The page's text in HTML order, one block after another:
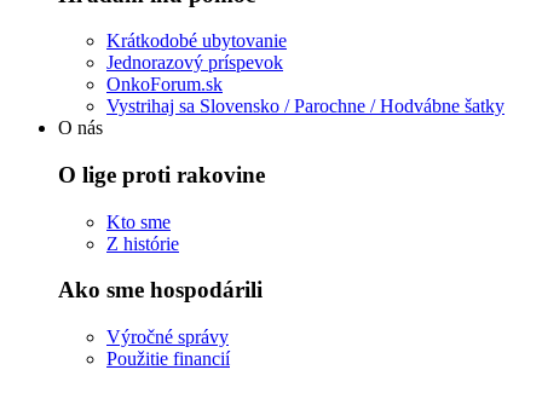
Krátkodobé ubytovanie
Jednorazový príspevok
OnkoForum.sk
Vystrihaj sa Slovensko / Parochne / Hodvábne šatky
O nás
O lige proti rakovine
Kto sme
Z histórie
Ako sme hospodárili
Výročné správy
Použitie financií